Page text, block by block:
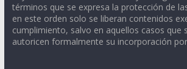
términos que se expresa la protección de
en este orden solo se liberan contenidos
cumplimiento, salvo en aquellos casos que
autoricen formalmente su incorporación